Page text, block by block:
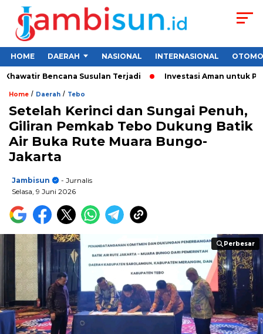
HOME DAERAH NASIONAL INTERNASIONAL
Bencana Susulan Terjadi Investasi Aman untuk
Home / Daerah / Tebo
Setelah Kerinci dan Sungai Penuh,
Giliran Pemkab Tebo Dukung Batik
Air Buka Rute Muara Bungo-
Jakarta
Jambisun
- Jurnalis
Selasa, 9 Juni 2026
Perbesar
Perbesar